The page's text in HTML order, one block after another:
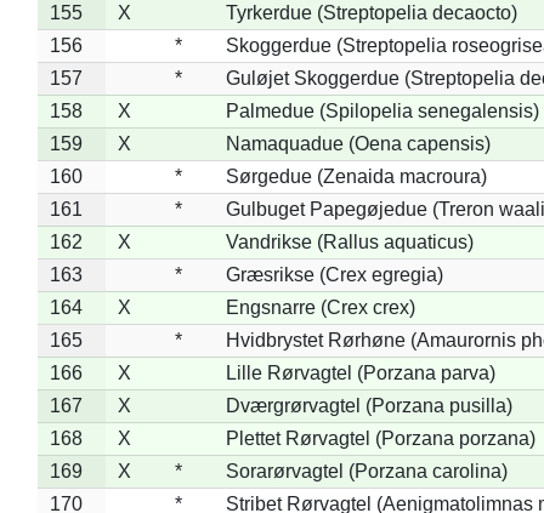
155
X
Tyrkerdue (Streptopelia decaocto)
156
*
Skoggerdue (Streptopelia
157
*
Guløjet Skoggerdue (Streptopelia
158
X
Palmedue (Spilopelia senegalensis)
159
X
Namaquadue (Oena capensis)
160
*
Sørgedue (Zenaida macroura)
161
*
Gulbuget Papegøjedue (Treron
162
X
Vandrikse (Rallus aquaticus)
163
*
Græsrikse (Crex egregia)
164
X
Engsnarre (Crex crex)
165
*
Hvidbrystet Rørhøne (Amaurornis
166
X
Lille Rørvagtel (Porzana parva)
167
X
Dværgrørvagtel (Porzana pusilla)
168
X
Plettet Rørvagtel (Porzana porzana)
169
X *
Sorarørvagtel (Porzana carolina)
170
*
Stribet Rørvagtel (Aenigmatolimnas